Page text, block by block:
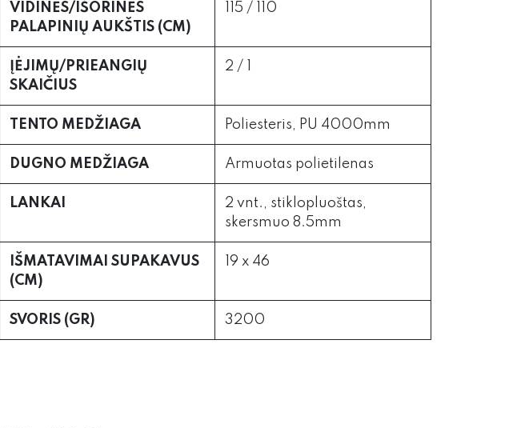
VIDINĖS/IŠORINĖS
PALAPINIŲ AUKŠTIS (CM)
115 / 110
ĮĖJIMŲ/PRIEANGIŲ
SKAIČIUS
2 / 1
TENTO MEDŽIAGA Poliesteris, PU 4000mm
DUGNO MEDŽIAGA Armuotas polietilenas
LANKAI
2 vnt., stiklopluoštas,
skersmuo 8.5mm
IŠMATAVIMAI SUPAKAVUS
(CM)
19 x 46
SVORIS (GR) 3200